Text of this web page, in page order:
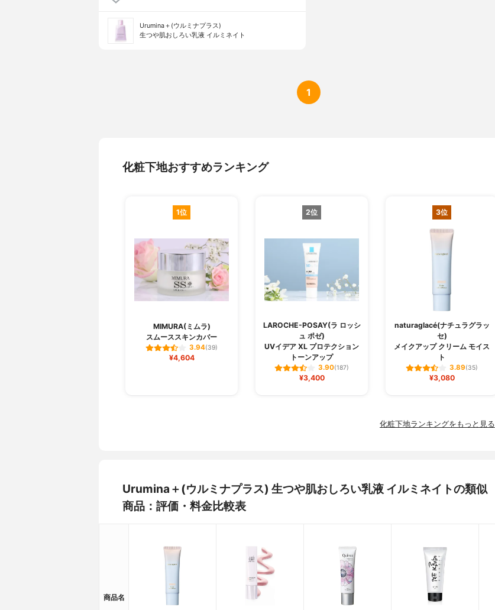
Urumina＋(ウルミナプラス)
生つや肌おしろい乳液 イルミネイト
1
化粧下地おすすめランキング
1位
MIMURA(ミムラ)
スムーススキンカバー
3.94(39)
¥4,604
2位
LAROCHE-POSAY(ラ ロッシ
ュ ポゼ)
UVイデア XL プロテクション
トーンアップ
3.90(187)
¥3,400
3位
naturaglacé(ナチュラグラッ
セ)
メイクアップ クリーム モイス
ト
3.89(35)
¥3,080
化粧下地ランキングをもっと見る
Urumina＋(ウルミナプラス) 生つや肌おしろい乳液 イルミネイトの類似
商品：評価・料金比較表
商品名